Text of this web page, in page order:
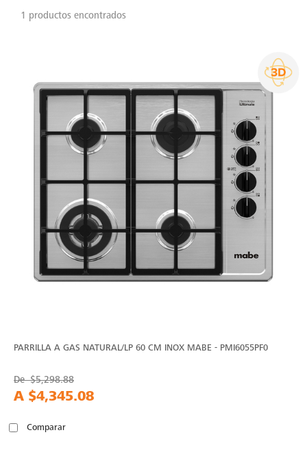
1 productos encontrados
PARRILLA A GAS NATURAL/LP 60 CM INOX MABE - PMI6055PF0
De$5,298.88
A $4,345.08
Comparar